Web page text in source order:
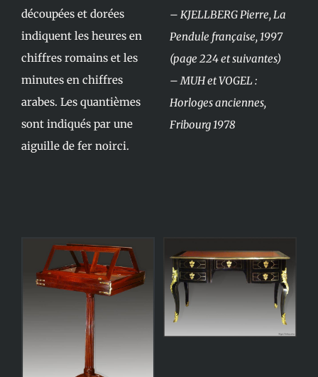
découpées et dorées
indiquent les heures en
chiffres romains et les
minutes en chiffres
arabes. Les quantièmes
sont indiqués par une
aiguille de fer noirci.
– KJELLBERG Pierre, La
Pendule française, 1997
(page 224 et suivantes)
– MUH et VOGEL :
Horloges anciennes,
Fribourg 1978